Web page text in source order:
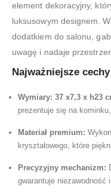
element dekoracyjny,
luksusowym designem.
dodatkiem do salonu,
uwagę i nadaje
Najważniejsze
Wymiary: 37 x7,3 x h23
prezentuje się na
Materiał premium:
kryształowego, które
Precyzyjny mechanizm:
gwarantuje niezawodność